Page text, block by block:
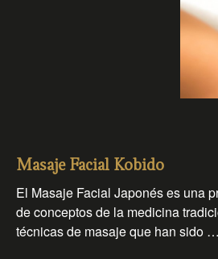
Masaje Facial Kobido
El Masaje Facial Japonés es una
de conceptos de la medicina
técnicas de masaje que han sido …